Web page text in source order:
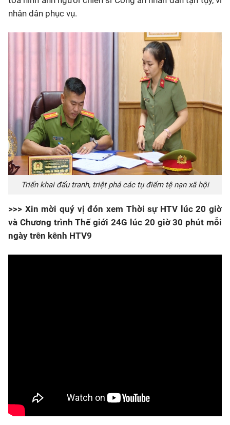
nhân dân phục vụ.
Triển khai đấu tranh, triệt phá các tụ điểm tệ nạn xã hội
>>> Xin mời quý vị đón xem Thời sự HTV lúc 20 giờ
và Chương trình Thế giới 24G lúc 20 giờ 30 phút mỗi
ngày trên kênh HTV9